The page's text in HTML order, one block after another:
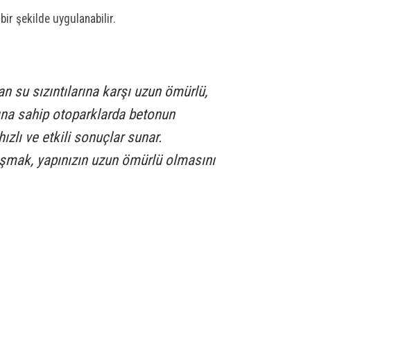
şekilde uygulanabilir.
su sızıntılarına karşı uzun ömürlü,
sahip otoparklarda betonun
ve etkili sonuçlar sunar.
yapınızın uzun ömürlü olmasını